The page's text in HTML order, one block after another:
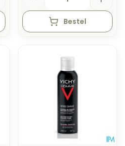
Bestel